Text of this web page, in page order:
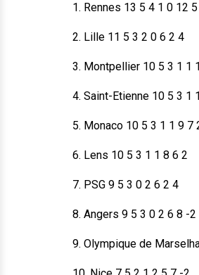
1. Rennes 13 5 4 1 0 12
2. Lille 11 5 3 2 0 6 2 4
3. Montpellier 10 5 3 1 1
4. Saint-Etienne 10 5 3 1
5. Monaco 10 5 3 1 1 9 7
6. Lens 10 5 3 1 1 8 6 2
7. PSG 9 5 3 0 2 6 2 4
8. Angers 9 5 3 0 2 6 8 -2
9. Olympique de